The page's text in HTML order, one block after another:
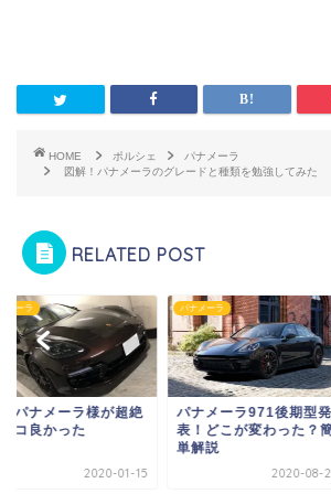
HOME ポルシェ
パナメーラ
図解！パナメーラのグレードと種類を勉強してみた
RELATED POST
ーラ
パナメーラ様が超絶
コ良かった
2020-01-15
パナメーラ
パナメーラ971後期型発
表！どこが変わった？簡
単解説
2020-08-28